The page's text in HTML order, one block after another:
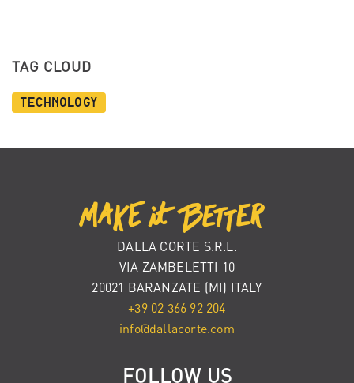
TAG CLOUD
Technology
DALLA CORTE S.R.L.
VIA ZAMBELETTI 10
20021 BARANZATE (MI) ITALY
+39 02 366 92 204
info@dallacorte.com
FOLLOW US